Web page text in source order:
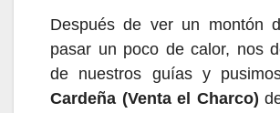
Después de ver un montón
pasar un poco de calor, nos
de nuestros guías y
Cardeña (Venta el Charco)